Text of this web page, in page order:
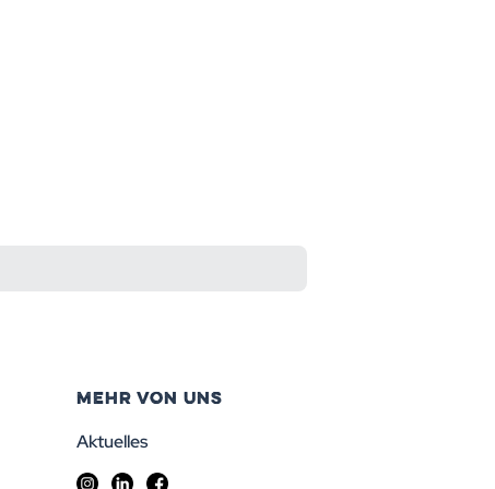
MEHR VON UNS
Aktuelles